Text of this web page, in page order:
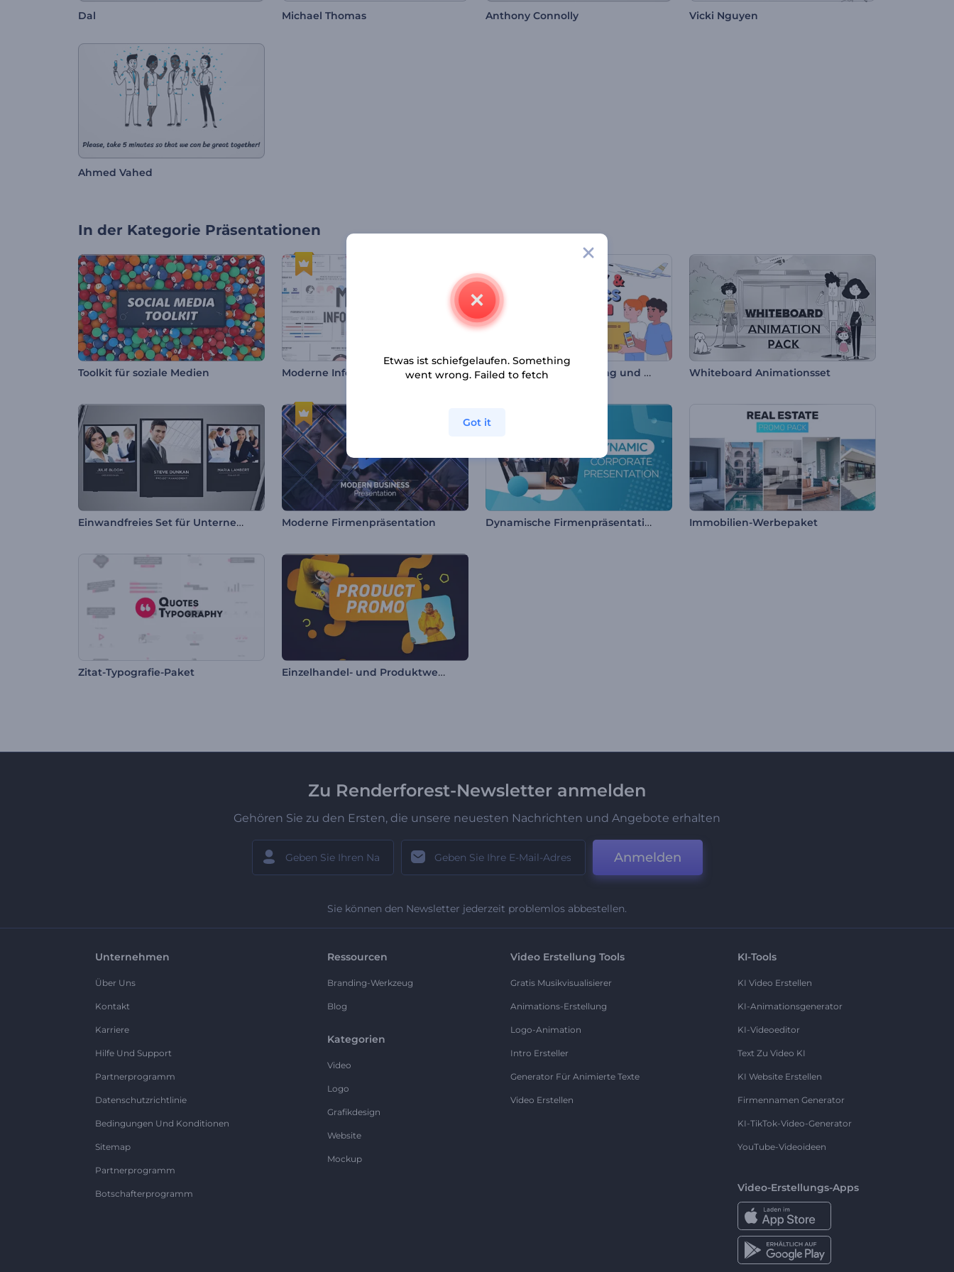
Dal Michael Thomas Anthony Connolly Vicki Nguyen
Ahmed Vahed
In der Kategorie Präsentationen
Toolkit für soziale Medien Moderne Infografik Paket Erklärvideo zur Lieferung und Logistik Whiteboard Animationsset
Einwandfreies Set für Unternehmen Moderne Firmenpräsentation Dynamische Firmenpräsentation Immobilien-Werbepaket
Zitat-Typografie-Paket Einzelhandel- und Produktwerbung
Zu Renderforest-Newsletter anmelden
Gehören Sie zu den Ersten, die unsere neuesten Nachrichten und Angebote erhalten
Anmelden
Sie können den Newsletter jederzeit problemlos abbestellen.
Unternehmen
Über Uns
Kontakt
Karriere
Hilfe Und Support
Partnerprogramm
Datenschutzrichtlinie
Bedingungen Und Konditionen
Sitemap
Partnerprogramm
Botschafterprogramm
Ressourcen
Branding-Werkzeug
Blog
Kategorien
Video
Logo
Grafikdesign
Website
Mockup
Video Erstellung Tools
Gratis Musikvisualisierer
Animations-Erstellung
Logo-Animation
Intro Ersteller
Generator Für Animierte Texte
Video Erstellen
KI-Tools
KI Video Erstellen
KI-Animationsgenerator
KI-Videoeditor
Text Zu Video KI
KI Website Erstellen
Firmennamen Generator
KI-TikTok-Video-Generator
YouTube-Videoideen
Video-Erstellungs-Apps
Etwas ist schiefgelaufen. Something
went wrong. Failed to fetch
Got it